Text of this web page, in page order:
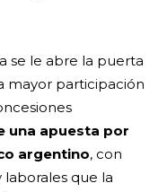
se le abre la puerta
mayor participación
una apuesta por
argentino, con
laborales que la